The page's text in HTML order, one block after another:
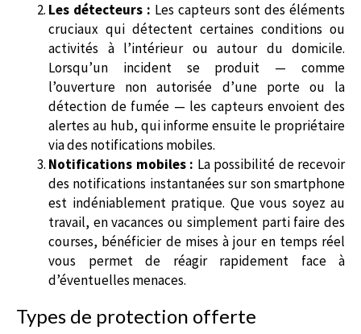
Les détecteurs : Les capteurs sont des éléments
cruciaux qui détectent certaines conditions ou
activités à l’intérieur ou autour du domicile.
Lorsqu’un incident se produit — comme
l’ouverture non autorisée d’une porte ou la
détection de fumée — les capteurs envoient des
alertes au hub, qui informe ensuite le propriétaire
via des notifications mobiles.
Notifications mobiles : La possibilité de recevoir
des notifications instantanées sur son smartphone
est indéniablement pratique. Que vous soyez au
travail, en vacances ou simplement parti faire des
courses, bénéficier de mises à jour en temps réel
vous permet de réagir rapidement face à
d’éventuelles menaces.
Types de protection offerte